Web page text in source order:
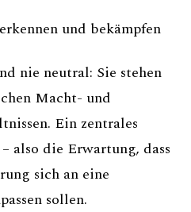
und bekämpfen
nie neutral: Sie stehen
Macht- und
Ein zentrales
also die Erwartung, dass
sich an eine
sollen.